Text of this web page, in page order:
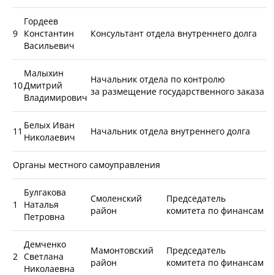
9
Гордеев
Константин
Васильевич
Консультант отдела внутреннего долга
10
Малыхин
Дмитрий
Владимирович
Начальник отдела по контролю
за размещение государственного заказа
11
Белых Иван
Николаевич
Начальник отдела внутреннего долга
Органы местного самоуправления
1
Булгакова
Наталья
Петровна
Смоленский
район
Председатель
комитета по финансам
2
Демченко
Светлана
Николаевна
Мамонтовский
район
Председатель
комитета по финансам